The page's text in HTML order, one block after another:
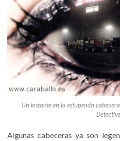
Un instante en la estupenda
Algunas cabeceras ya son